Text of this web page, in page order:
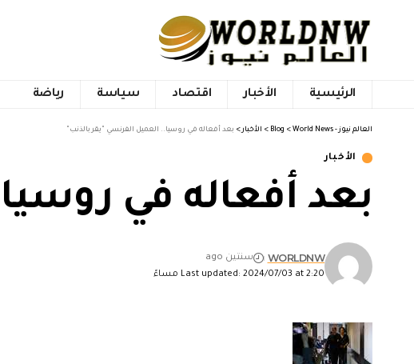
الرئيسية الأخبار اقتصاد سياسة رياضة
العالم نيوز - World News >
Blog
> الأخبار > بعد أفعاله في روسيا.. العميل الفرنسي "يقر بالذنب"
الأخبار
بعد أفعاله في
Last updated: 2024/07/03 at 2:20 مساءً
WORLDNW
سنتين ago